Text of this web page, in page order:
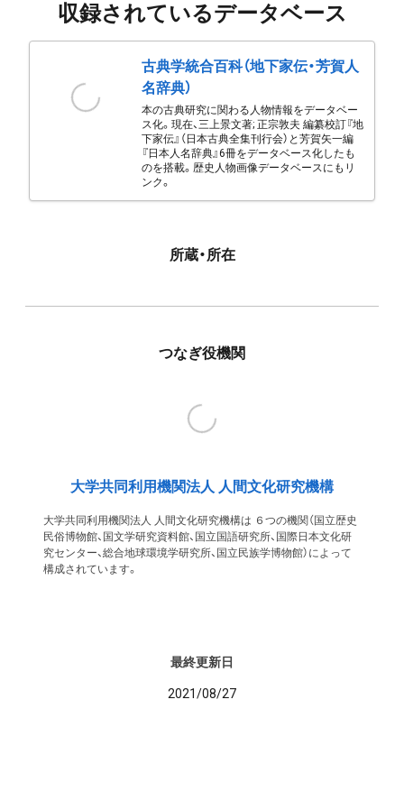
収録されているデータベース
古典学統合百科（地下家伝・芳賀人
名辞典）
本の古典研究に関わる人物情報をデータベー
ス化。現在、三上景文著; 正宗敦夫 編纂校訂『地
下家伝』（日本古典全集刊行会）と芳賀矢一編
『日本人名辞典』6冊をデータベース化したも
のを搭載。歴史人物画像データベースにもリ
ンク。
所蔵・所在
つなぎ役機関
大学共同利用機関法人 人間文化研究機構
大学共同利用機関法人 人間文化研究機構は ６つの機関（国立歴史
民俗博物館、国文学研究資料館、国立国語研究所、国際日本文化研
究センター、総合地球環境学研究所、国立民族学博物館）によって
構成されています。
最終更新日
2021/08/27